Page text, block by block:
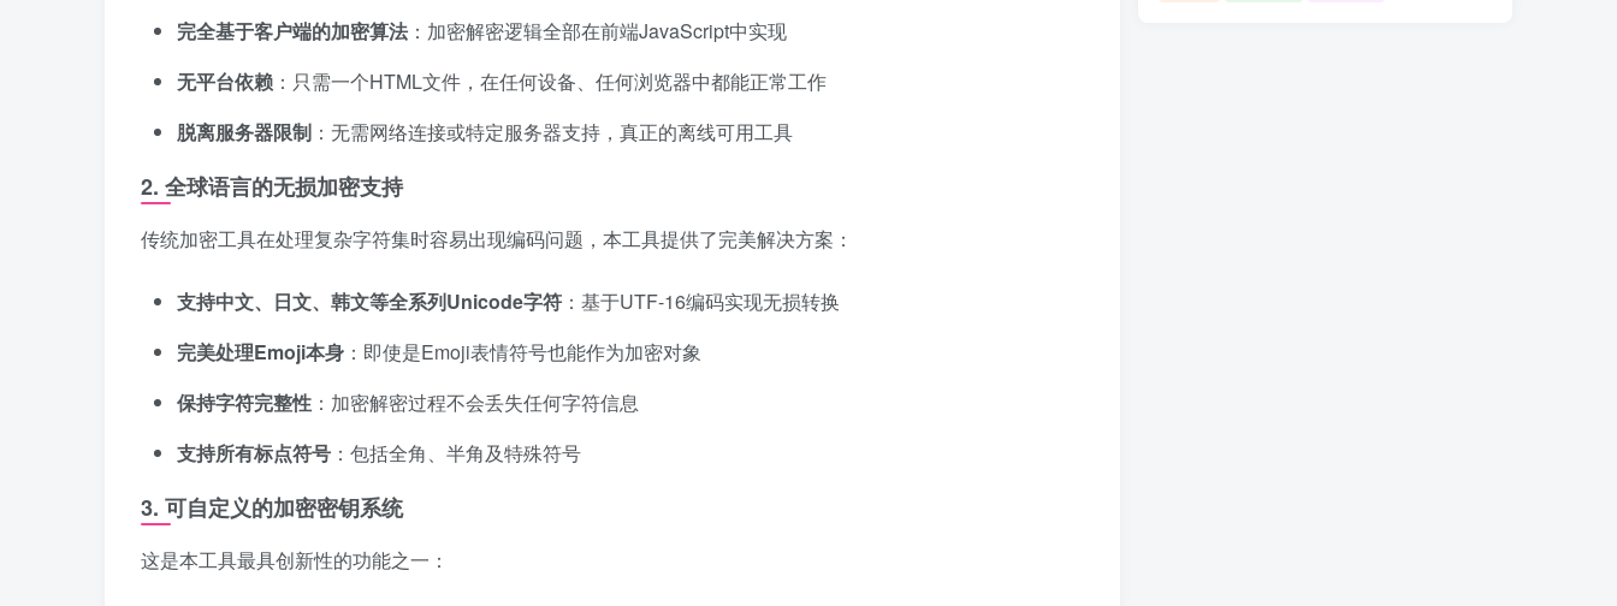
完全基于客户端的加密算法 ：加密解密逻辑全部在前端JavaScript中实现
无平台依赖 ：只需一个HTML文件，在任何设备、任何浏览器中都能正常工作
脱离服务器限制 ：无需网络连接或特定服务器支持，真正的离线可用工具
2. 全球语言的无损加密支持
传统加密工具在处理复杂字符集时容易出现编码问题，本工具提供了完美解决方案：
支持中文、日文、韩文等全系列Unicode字符 ：基于UTF-16编码实现无损转换
完美处理Emoji本身 ：即使是Emoji表情符号也能作为加密对象
保持字符完整性 ：加密解密过程不会丢失任何字符信息
支持所有标点符号 ：包括全角、半角及特殊符号
3. 可自定义的加密密钥系统
这是本工具最具创新性的功能之一：